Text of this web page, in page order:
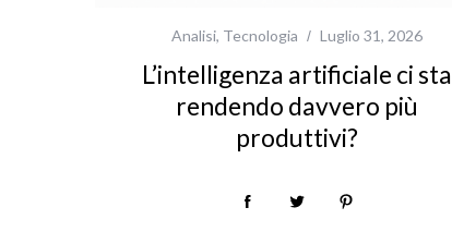
Analisi, Tecnologia Luglio 31, 2026
L’intelligenza artificiale ci sta
rendendo davvero più
produttivi?